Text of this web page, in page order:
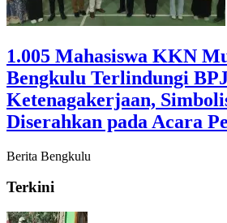
‎1.005 Mahasiswa KKN
Bengkulu Terlindungi
Ketenagakerjaan,
Diserahkan pada Acara
Berita Bengkulu
Terkini